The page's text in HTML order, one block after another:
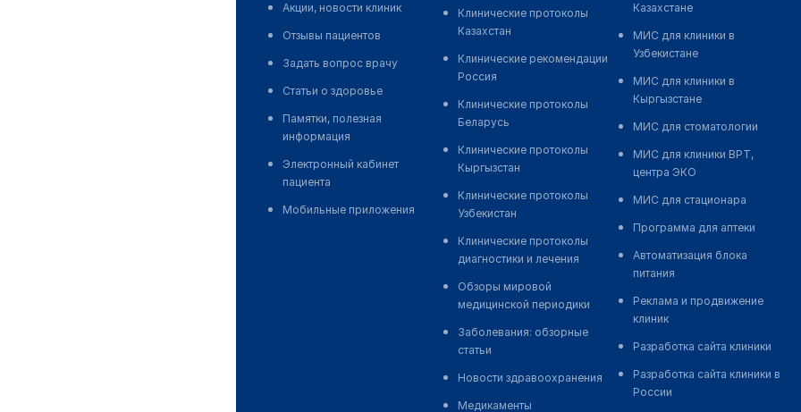
Акции, новости клиник
Отзывы пациентов
Задать вопрос врачу
Статьи о здоровье
Памятки, полезная
информация
Электронный кабинет
пациента
Мобильные приложения
Клинические протоколы
Казахстан
Клинические рекомендации
Россия
Клинические протоколы
Беларусь
Клинические протоколы
Кыргызстан
Клинические протоколы
Узбекистан
Клинические протоколы
диагностики и лечения
Обзоры мировой
медицинской периодики
Заболевания: обзорные
статьи
Новости здравоохранения
Медикаменты
Казахстане
МИС для клиники в
Узбекистане
МИС для клиники в
Кыргызстане
МИС для стоматологии
МИС для клиники ВРТ,
центра ЭКО
МИС для стационара
Программа для аптеки
Автоматизация блока
питания
Реклама и продвижение
клиник
Разработка сайта клиники
Разработка сайта клиники в
России